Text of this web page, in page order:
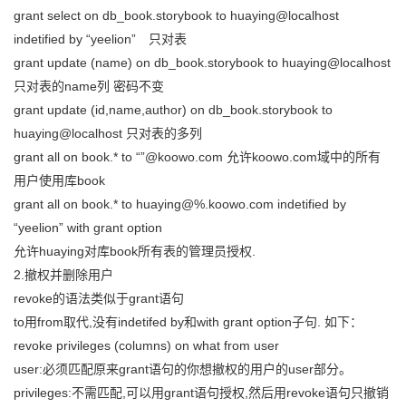
grant select on db_book.storybook to huaying@localhost
indetified by “yeelion” 只对表
grant update (name) on db_book.storybook to huaying@localhost
只对表的name列 密码不变
grant update (id,name,author) on db_book.storybook to
huaying@localhost 只对表的多列
grant all on book.* to “”@koowo.com 允许koowo.com域中的所有
用户使用库book
grant all on book.* to huaying@%.koowo.com indetified by
“yeelion” with grant option
允许huaying对库book所有表的管理员授权.
2.撤权并删除用户
revoke的语法类似于grant语句
to用from取代,没有indetifed by和with grant option子句. 如下：
revoke privileges (columns) on what from user
user:必须匹配原来grant语句的你想撤权的用户的user部分。
privileges:不需匹配,可以用grant语句授权,然后用revoke语句只撤销